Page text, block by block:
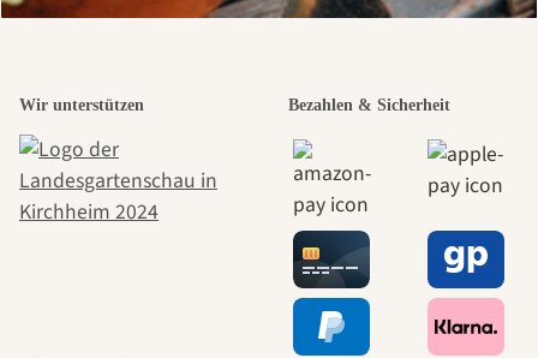
Wir unterstützen Bezahlen & Sicherheit